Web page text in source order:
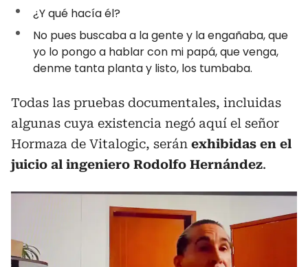
¿Y qué hacía él?
No pues buscaba a la gente y la engañaba, que
yo lo pongo a hablar con mi papá, que venga,
denme tanta planta y listo, los tumbaba.
Todas las pruebas documentales, incluidas
algunas cuya existencia negó aquí el señor
Hormaza de Vitalogic, serán exhibidas en el
juicio al ingeniero Rodolfo Hernández.